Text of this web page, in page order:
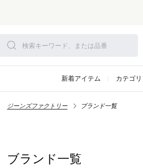
新着アイテム カテゴリ
ジーンズファクトリー ブランド一覧
ブランド一覧